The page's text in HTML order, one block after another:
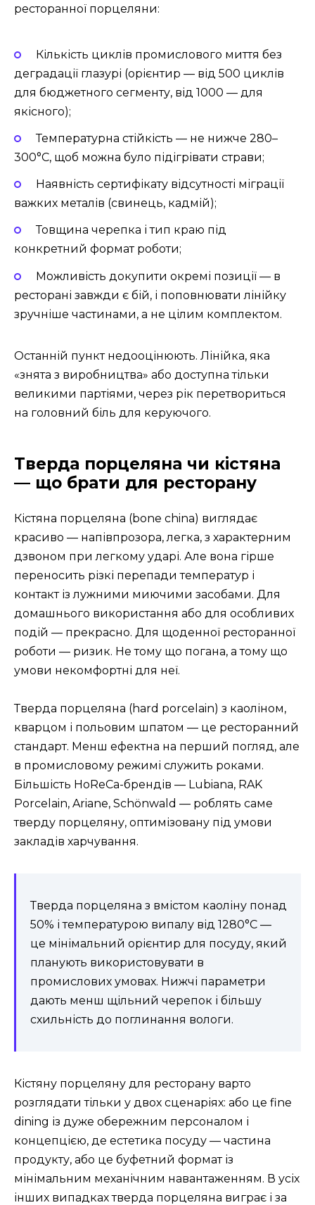
ресторанної порцеляни:
Кількість циклів промислового миття без
деградації глазурі (орієнтир — від 500 циклів
для бюджетного сегменту, від 1000 — для
якісного);
Температурна стійкість — не нижче 280–
300°C, щоб можна було підігрівати страви;
Наявність сертифікату відсутності міграції
важких металів (свинець, кадмій);
Товщина черепка і тип краю під
конкретний формат роботи;
Можливість докупити окремі позиції — в
ресторані завжди є бій, і поповнювати лінійку
зручніше частинами, а не цілим комплектом.
Останній пункт недооцінюють. Лінійка, яка
«знята з виробництва» або доступна тільки
великими партіями, через рік перетвориться
на головний біль для керуючого.
Тверда порцеляна чи кістяна
— що брати для ресторану
Кістяна порцеляна (bone china) виглядає
красиво — напівпрозора, легка, з характерним
дзвоном при легкому ударі. Але вона гірше
переносить різкі перепади температур і
контакт із лужними миючими засобами. Для
домашнього використання або для особливих
подій — прекрасно. Для щоденної ресторанної
роботи — ризик. Не тому що погана, а тому що
умови некомфортні для неї.
Тверда порцеляна (hard porcelain) з каоліном,
кварцом і польовим шпатом — це ресторанний
стандарт. Менш ефектна на перший погляд, але
в промисловому режимі служить роками.
Більшість HoReCa-брендів — Lubiana, RAK
Porcelain, Ariane, Schönwald — роблять саме
тверду порцеляну, оптимізовану під умови
закладів харчування.
Тверда порцеляна з вмістом каоліну понад
50% і температурою випалу від 1280°C —
це мінімальний орієнтир для посуду, який
планують використовувати в
промислових умовах. Нижчі параметри
дають менш щільний черепок і більшу
схильність до поглинання вологи.
Кістяну порцеляну для ресторану варто
розглядати тільки у двох сценаріях: або це fine
dining із дуже обережним персоналом і
концепцією, де естетика посуду — частина
продукту, або це буфетний формат із
мінімальним механічним навантаженням. В усіх
інших випадках тверда порцеляна виграє і за